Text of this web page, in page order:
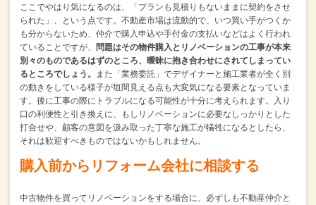
ここでやはり気になるのは、
「プランも見積りもないままに契約をさせ
られた」、という点です。 不動産市場は流動的で、いつ買い手がつくか
も分からないため、 仲介で購入申込や手付金の支払いなどはよく行われ
ていることですが、
問題はその物件購入とリノベーションの工事が本来
別々のものであるはずのところ、 曖昧に抱き合わせにされてしまってい
るところでしょう。
また「業務委託」でデザイナーと施工業者が全く別
の動きをしている様子が垣間見える点も 大変気になる要素となっていま
す。 後に工事の際にトラブルになる可能性が十分に考えられます。
入り
口の利便性と引き換えに、
もしリノベーションに必要なしっかりとした
打合せや、 顧客の意図を汲み取った丁寧な施工が犠牲になるとしたら、
それは歓迎すべきものではないかもしれません。
購入前からリフォーム会社に相談する
中古物件を買ってリノベーションをする場合に、 必ずしも不動産仲介と